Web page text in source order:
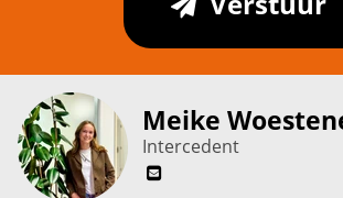
Meike
Intercedent